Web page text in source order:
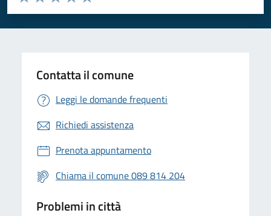
Valuta 5 stelle su 5
Valuta 4 stelle su 5
Valuta 3 stelle su 5
Valuta 2 stelle su 5
Valuta 1 stelle su 5
Contatta il comune
Leggi le domande frequenti
Richiedi assistenza
Prenota appuntamento
Chiama il comune 089 814 204
Problemi in città